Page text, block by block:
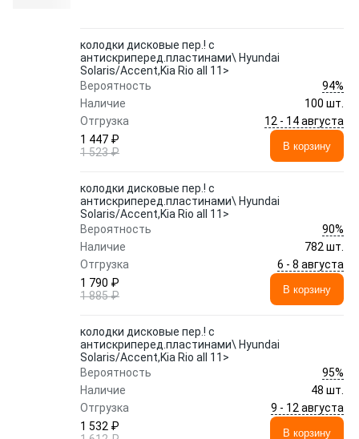
колодки дисковые пер.! с
антискриперед.пластинами\ Hyundai
Solaris/Accent,Kia Rio all 11>
Вероятность
94%
Наличие
100 шт.
Отгрузка
12 - 14 августа
1 447 ₽
1 523 ₽
В корзину
колодки дисковые пер.! с
антискриперед.пластинами\ Hyundai
Solaris/Accent,Kia Rio all 11>
Вероятность
90%
Наличие
782 шт.
Отгрузка
6 - 8 августа
1 790 ₽
1 885 ₽
В корзину
колодки дисковые пер.! с
антискриперед.пластинами\ Hyundai
Solaris/Accent,Kia Rio all 11>
Вероятность
95%
Наличие
48 шт.
Отгрузка
9 - 12 августа
1 532 ₽
В корзину